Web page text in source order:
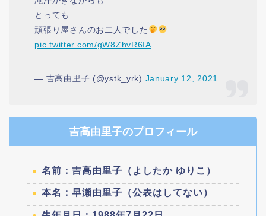
とっても
頑張り屋さんのお二人でした
pic.twitter.com/gW8ZhvR6IA
— 吉高由里子 (@ystk_yrk) January 12, 2021
吉高由里子のプロフィール
名前：吉高由里子（よしたか ゆりこ）
本名：早瀬由里子（公表はしてない）